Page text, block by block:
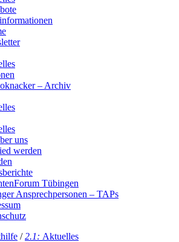
– Archiv
uns
werden
Tübingen
Ansprechpersonen – TAPs
/2.1: Aktuelles